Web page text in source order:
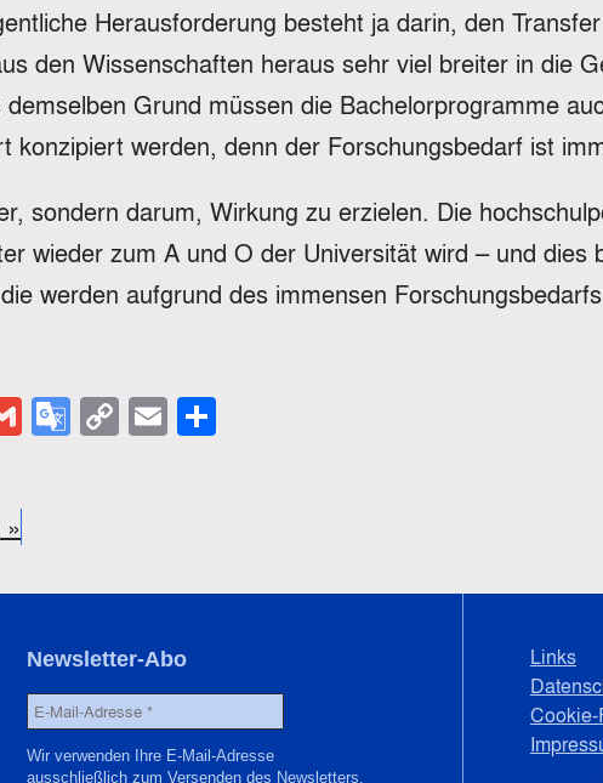
Herausforderung besteht ja darin, den
den Wissenschaften heraus sehr viel breiter in die
Grund müssen die Bachelorprogramme
konzipiert werden, denn der Forschungsbedarf ist
sondern darum, Wirkung zu erzielen. Die
wieder zum A und O der Universität wird – und dies
werden aufgrund des immensen
GmailGoogle
CopyEmail
Newsletter-Abo
Wir verwenden Ihre E-Mail-Adresse
ausschließlich zum Versenden des Newsletters.
Links